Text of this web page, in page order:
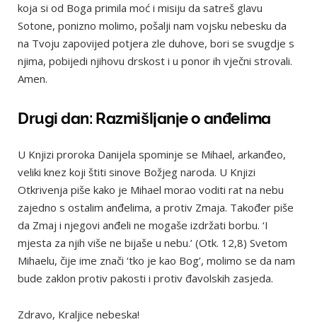
koja si od Boga primila moć i misiju da satreš glavu
Sotone, ponizno molimo, pošalji nam vojsku nebesku da
na Tvoju zapovijed potjera zle duhove, bori se svugdje s
njima, pobijedi njihovu drskost i u ponor ih vječni strovali.
Amen.
Drugi dan: Razmišljanje o anđelima
U Knjizi proroka Danijela spominje se Mihael, arkanđeo,
veliki knez koji štiti sinove Božjeg naroda. U Knjizi
Otkrivenja piše kako je Mihael morao voditi rat na nebu
zajedno s ostalim anđelima, a protiv Zmaja. Također piše
da Zmaj i njegovi anđeli ne mogaše izdržati borbu. ‘I
mjesta za njih više ne bijaše u nebu.’ (Otk. 12,8) Svetom
Mihaelu, čije ime znači ‘tko je kao Bog’, molimo se da nam
bude zaklon protiv pakosti i protiv đavolskih zasjeda.
Zdravo, Kraljice nebeska!